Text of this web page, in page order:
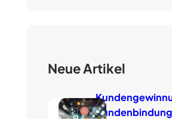
Neue Artikel